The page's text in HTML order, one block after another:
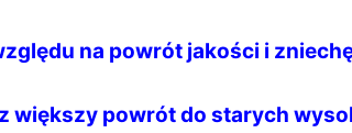
na powrót jakości i
większy powrót do starych